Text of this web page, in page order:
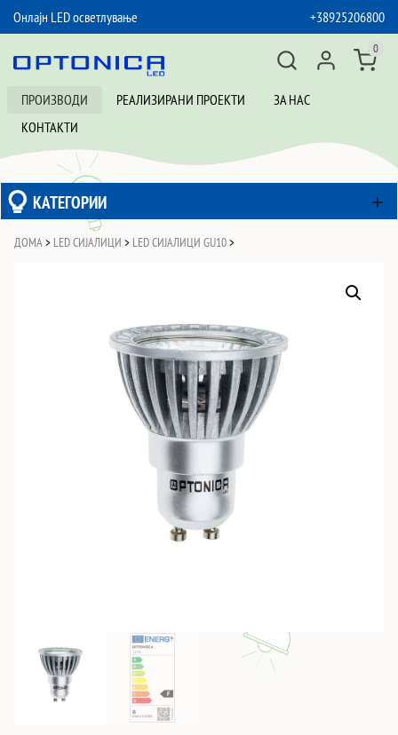
Онлајн LED осветлување
+38925206800
ПРОИЗВОДИ РЕАЛИЗИРАНИ ПРОЕКТИ
ЗА НАС
КОНТАКТИ
0
КАТЕГОРИИ
ДОМА > LED СИЈАЛИЦИ > LED СИЈАЛИЦИ GU10>